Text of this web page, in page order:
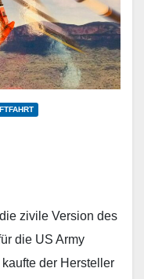
zivile Version des
die US Army
der Hersteller